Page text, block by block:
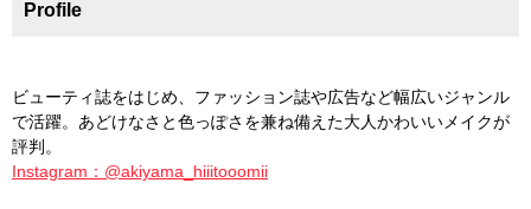
Profile
ビューティ誌をはじめ、ファッション誌や広告など幅広いジャンル
で活躍。あどけなさと色っぽさを兼ね備えた大人かわいいメイクが
評判。
Instagram：@akiyama_hiiitooomii